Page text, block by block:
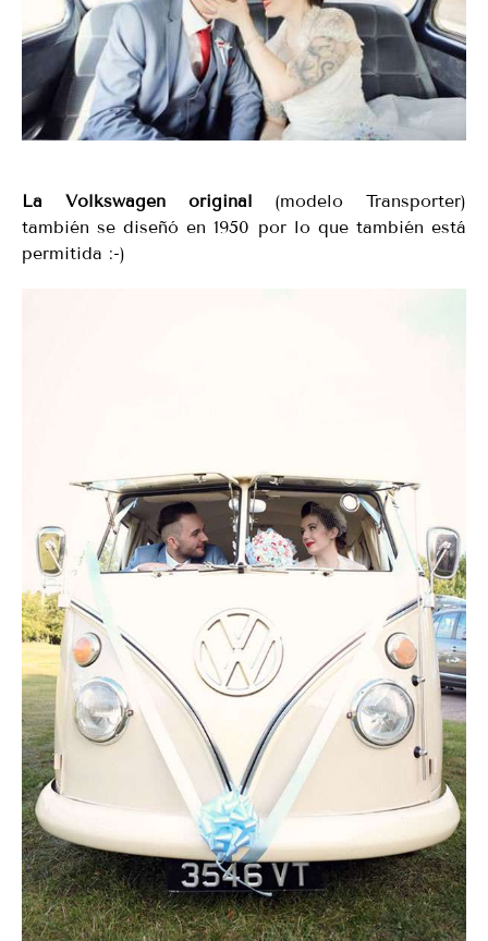
La Volkswagen original (modelo Transporter)
también se diseñó en 1950 por lo que también está
permitida :-)